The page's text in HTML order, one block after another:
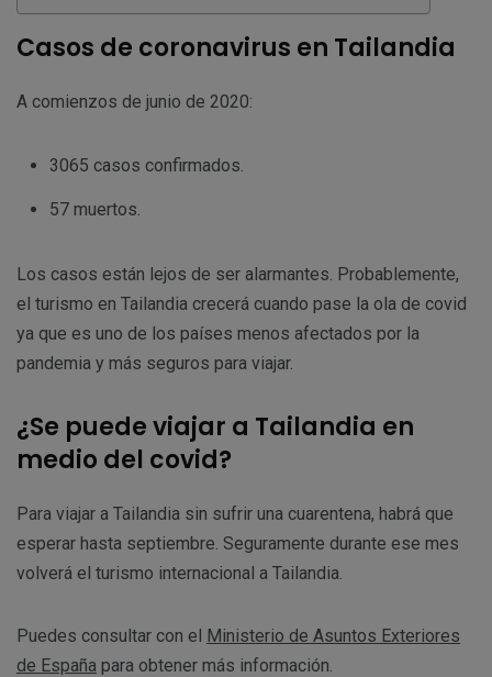
Casos de coronavirus en Tailandia
A comienzos de junio de 2020:
3065 casos confirmados.
57 muertos.
Los casos están lejos de ser alarmantes. Probablemente,
el turismo en Tailandia crecerá cuando pase la ola de covid
ya que es uno de los países menos afectados por la
pandemia y más seguros para viajar.
¿Se puede viajar a Tailandia en
medio del covid?
Para viajar a Tailandia sin sufrir una cuarentena, habrá que
esperar hasta septiembre. Seguramente durante ese mes
volverá el turismo internacional a Tailandia.
Puedes consultar con el Ministerio de Asuntos Exteriores
de España para obtener más información.